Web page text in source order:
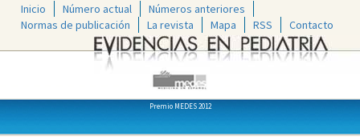
Inicio Número actual
Números anteriores
Normas de publicación
La revista Mapa RSS Contacto
Premio MEDES 2012